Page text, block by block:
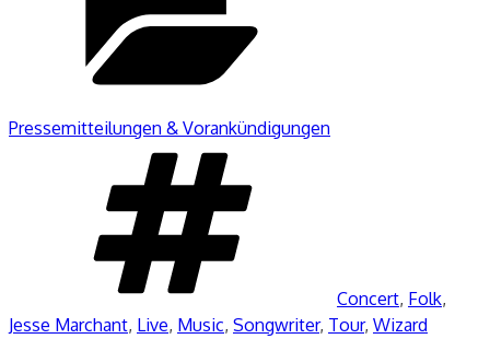
Pressemitteilungen & Vorankündigungen
Concert, Folk,
Jesse Marchant, Live, Music, Songwriter, Tour, Wizard